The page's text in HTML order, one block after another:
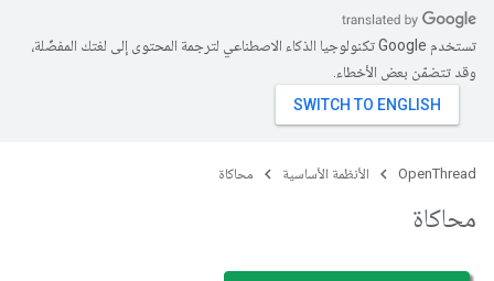
تستخدم Google تكنولوجيا الذكاء الاصطناعي لترجمة المحتوى إلى لغتك المفضّلة،
وقد تتضمّن بعض الأخطاء.
OpenThread الأنظمة الأساسية محاكاة
محاكاة